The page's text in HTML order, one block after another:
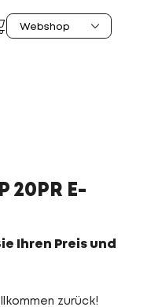
20PR E-
Ihren Preis und
zurück!